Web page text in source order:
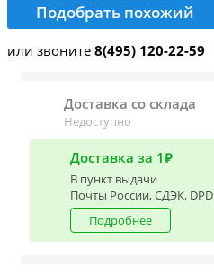
Подобрать похожий
или звоните 8(495) 120-22-59
Доставка со склада
Недоступно
Доставка за 1₽
В пункт выдачи
Почты России, СДЭК, DPD
Подробнее